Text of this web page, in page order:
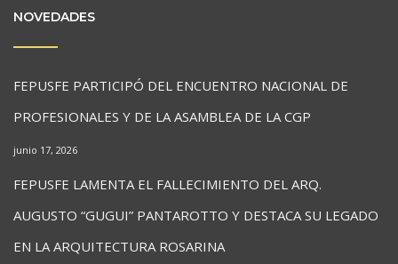
NOVEDADES
FEPUSFE PARTICIPÓ DEL ENCUENTRO NACIONAL DE
PROFESIONALES Y DE LA ASAMBLEA DE LA CGP
junio 17, 2026
FEPUSFE LAMENTA EL FALLECIMIENTO DEL ARQ.
AUGUSTO “GUGUI” PANTAROTTO Y DESTACA SU LEGADO
EN LA ARQUITECTURA ROSARINA